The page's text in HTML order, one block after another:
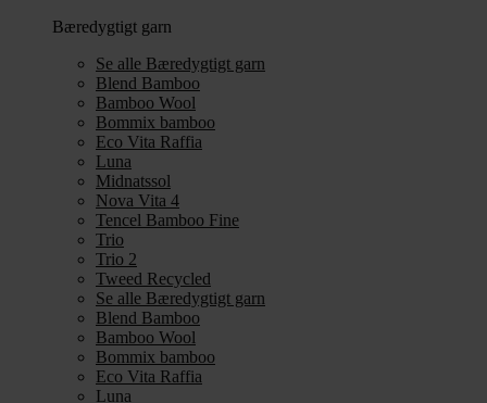
Bæredygtigt garn
Se alle Bæredygtigt garn
Blend Bamboo
Bamboo Wool
Bommix bamboo
Eco Vita Raffia
Luna
Midnatssol
Nova Vita 4
Tencel Bamboo Fine
Trio
Trio 2
Tweed Recycled
Se alle Bæredygtigt garn
Blend Bamboo
Bamboo Wool
Bommix bamboo
Eco Vita Raffia
Luna